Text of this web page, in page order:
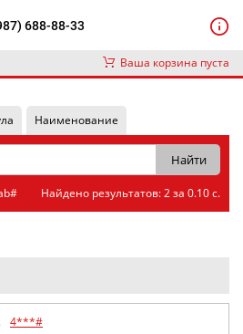
688-88-33
Ваша корзина пуста
Наименование
Найдено результатов: 2 за 0.10 с.
4***#